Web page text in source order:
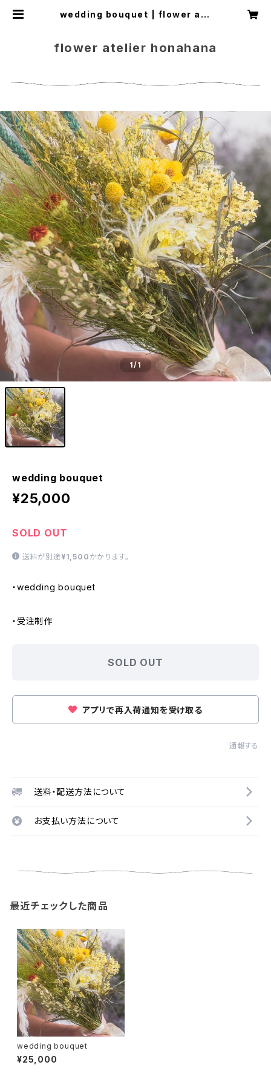
wedding bouquet | flower ate
flower atelier honahana
1/1
wedding bouquet
¥25,000
SOLD OUT
送料が別途 ¥1,500 かかります。
・wedding bouquet
・受注制作
SOLD OUT
アプリで再入荷通知を受け取る
通報する
送料・配送方法について
お支払い方法について
最近チェックした商品
wedding bouquet
¥25,000